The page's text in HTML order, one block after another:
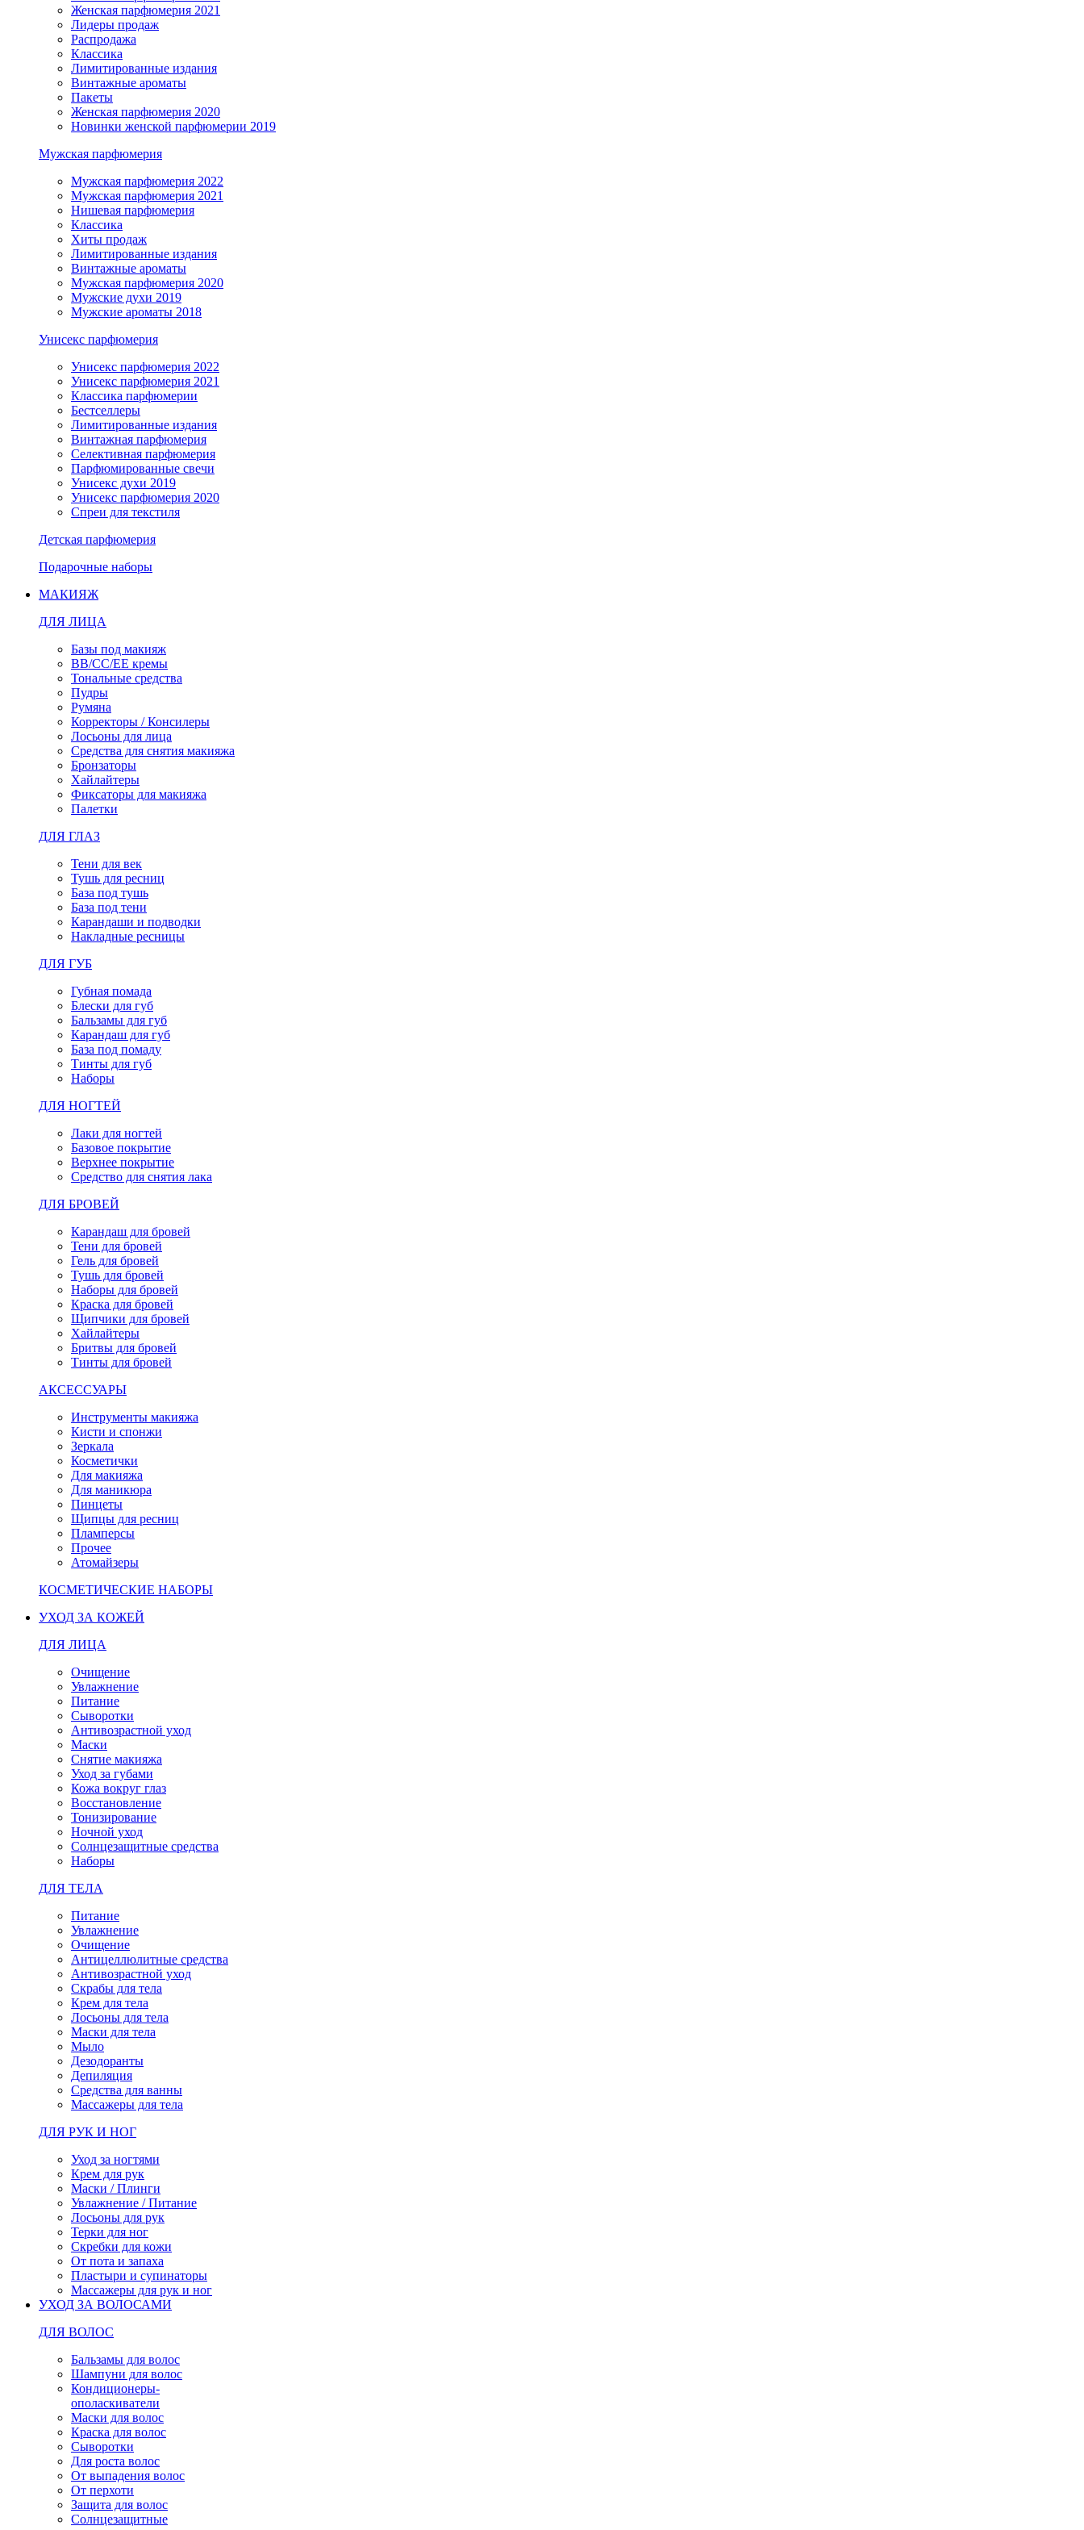
Женская парфюмерия 2021
Лидеры продаж
Распродажа
Классика
Лимитированные издания
Винтажные ароматы
Пакеты
Женская парфюмерия 2020
Новинки женской парфюмерии 2019
Мужская парфюмерия
Мужская парфюмерия 2022
Мужская парфюмерия 2021
Нишевая парфюмерия
Классика
Хиты продаж
Лимитированные издания
Винтажные ароматы
Мужская парфюмерия 2020
Мужские духи 2019
Мужские ароматы 2018
Унисекс парфюмерия
Унисекс парфюмерия 2022
Унисекс парфюмерия 2021
Классика парфюмерии
Бестселлеры
Лимитированные издания
Винтажная парфюмерия
Селективная парфюмерия
Парфюмированные свечи
Унисекс духи 2019
Унисекс парфюмерия 2020
Спреи для текстиля
Детская парфюмерия
Подарочные наборы
МАКИЯЖ
ДЛЯ ЛИЦА
Базы под макияж
BB/CC/EE кремы
Тональные средства
Пудры
Румяна
Корректоры / Консилеры
Лосьоны для лица
Средства для снятия макияжа
Бронзаторы
Хайлайтеры
Фиксаторы для макияжа
Палетки
ДЛЯ ГЛАЗ
Тени для век
Тушь для ресниц
База под тушь
База под тени
Карандаши и подводки
Накладные ресницы
ДЛЯ ГУБ
Губная помада
Блески для губ
Бальзамы для губ
Карандаш для губ
База под помаду
Тинты для губ
Наборы
ДЛЯ НОГТЕЙ
Лаки для ногтей
Базовое покрытие
Верхнее покрытие
Средство для снятия лака
ДЛЯ БРОВЕЙ
Карандаш для бровей
Тени для бровей
Гель для бровей
Тушь для бровей
Наборы для бровей
Краска для бровей
Щипчики для бровей
Хайлайтеры
Бритвы для бровей
Тинты для бровей
АКСЕССУАРЫ
Инструменты макияжа
Кисти и спонжи
Зеркала
Косметички
Для макияжа
Для маникюра
Пинцеты
Щипцы для ресниц
Пламперсы
Прочее
Атомайзеры
КОСМЕТИЧЕСКИЕ НАБОРЫ
УХОД ЗА КОЖЕЙ
ДЛЯ ЛИЦА
Очищение
Увлажнение
Питание
Сыворотки
Антивозрастной уход
Маски
Снятие макияжа
Уход за губами
Кожа вокруг глаз
Восстановление
Тонизирование
Ночной уход
Солнцезащитные средства
Наборы
ДЛЯ ТЕЛА
Питание
Увлажнение
Очищение
Антицеллюлитные средства
Антивозрастной уход
Скрабы для тела
Крем для тела
Лосьоны для тела
Маски для тела
Мыло
Дезодоранты
Депиляция
Средства для ванны
Массажеры для тела
ДЛЯ РУК И НОГ
Уход за ногтями
Крем для рук
Маски / Плинги
Увлажнение / Питание
Лосьоны для рук
Терки для ног
Скребки для кожи
От пота и запаха
Пластыри и супинаторы
Массажеры для рук и ног
УХОД ЗА ВОЛОСАМИ
ДЛЯ ВОЛОС
Бальзамы для волос
Шампуни для волос
Кондиционеры-
ополаскиватели
Маски для волос
Краска для волос
Сыворотки
Для роста волос
От выпадения волос
От перхоти
Защита для волос
Солнцезащитные